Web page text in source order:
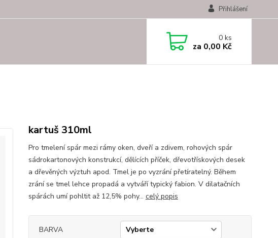
Přihlášení
0ks
za 0,00 Kč
kartuš 310ml
Pro tmelení spár mezi rámy oken, dveří a zdivem, rohových spár
sádrokartonových konstrukcí, dělících příček, dřevotřískových desek
a dřevěných výztuh apod. Tmel je po vyzrání přetíratelný. Během
zrání se tmel lehce propadá a vytváří typický fabion. V dilatačních
spárách umí pohltit až 12,5% pohy... celý popis
BARVA